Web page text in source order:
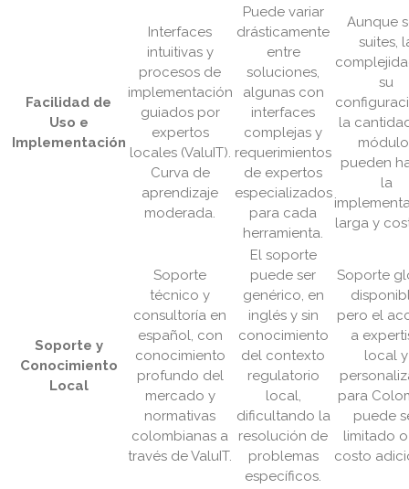
Facilidad de
Uso e
Implementación
Interfaces
intuitivas y
procesos de
implementación
guiados por
expertos
locales (ValuIT).
Curva de
aprendizaje
moderada.
Puede variar
drásticamente
entre
soluciones,
algunas con
interfaces
complejas y
requerimientos
de expertos
especializados
para cada
herramienta.
Aunque
suites,
su
la
pueden
la
larga y
Soporte y
Conocimiento
Local
Soporte
técnico y
consultoría en
español, con
conocimiento
profundo del
mercado y
normativas
colombianas a
través de ValuIT.
El soporte
puede ser
genérico, en
inglés y sin
conocimiento
del contexto
regulatorio
local,
dificultando la
resolución de
problemas
específicos.
Soporte
pero el
a
local y
para
puede
limitado
costo